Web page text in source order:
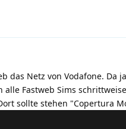
das Netz von Vodafone. Da
Fastweb Sims
sollte stehen "Copertura